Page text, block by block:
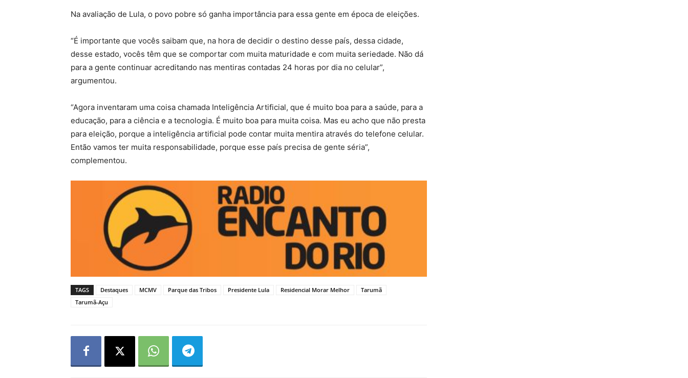
Na avaliação de Lula, o povo pobre só ganha importância para essa gente em época de eleições.
“É importante que vocês saibam que, na hora de decidir o destino desse país, dessa cidade,
desse estado, vocês têm que se comportar com muita maturidade e com muita seriedade. Não dá
para a gente continuar acreditando nas mentiras contadas 24 horas por dia no celular”,
argumentou.
“Agora inventaram uma coisa chamada Inteligência Artificial, que é muito boa para a saúde, para a
educação, para a ciência e a tecnologia. É muito boa para muita coisa. Mas eu acho que não presta
para eleição, porque a inteligência artificial pode contar muita mentira através do telefone celular.
Então vamos ter muita responsabilidade, porque esse país precisa de gente séria”,
complementou.
TAGS Destaques MCMV Parque das Tribos Presidente Lula Residencial Morar Melhor
Tarumã
Tarumã-Açu